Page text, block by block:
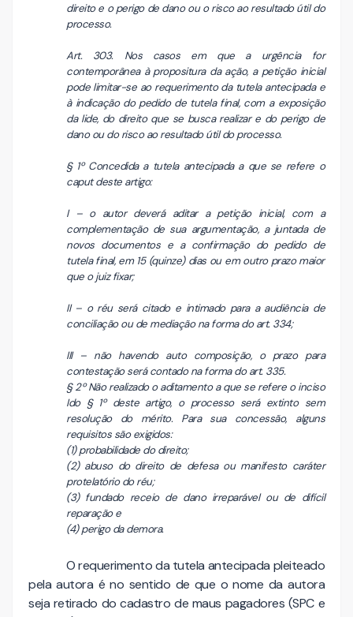
direito e o perigo de dano ou o risco ao resultado útil do
processo.
Art. 303. Nos casos em que a urgência for
contemporânea à propositura da ação, a petição inicial
pode limitar-se ao requerimento da tutela antecipada e
à indicação do pedido de tutela final, com a exposição
da lide, do direito que se busca realizar e do perigo de
dano ou do risco ao resultado útil do processo.
§ 1º Concedida a tutela antecipada a que se refere o
caput deste artigo:
I – o autor deverá aditar a petição inicial, com a
complementação de sua argumentação, a juntada de
novos documentos e a confirmação do pedido de
tutela final, em 15 (quinze) dias ou em outro prazo maior
que o juiz fixar;
II – o réu será citado e intimado para a audiência de
conciliação ou de mediação na forma do art. 334;
III – não havendo auto composição, o prazo para
contestação será contado na forma do art. 335.
§ 2º Não realizado o aditamento a que se refere o inciso
Ido § 1º deste artigo, o processo será extinto sem
resolução do mérito. Para sua concessão, alguns
requisitos são exigidos:
(1) probabilidade do direito;
(2) abuso do direito de defesa ou manifesto caráter
protelatório do réu;
(3) fundado receio de dano irreparável ou de difícil
reparação e
(4) perigo da demora.
O requerimento da tutela antecipada pleiteado
pela autora é no sentido de que o nome da autora
seja retirado do cadastro de maus pagadores (SPC e